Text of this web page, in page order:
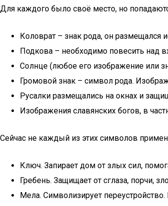
Для каждого было своё место, но
Коловрат – знак рода, он размещался
Подкова – необходимо повесить над
Солнце (любое его изображение или
Громовой знак – символ рода.
Русалки размещались на окнах и
Изображения славянских богов, в
Сейчас не каждый из этих символов
Ключ. Запирает дом от злых сил,
Гребень. Защищает от сглаза, порчи,
Мела. Символизирует